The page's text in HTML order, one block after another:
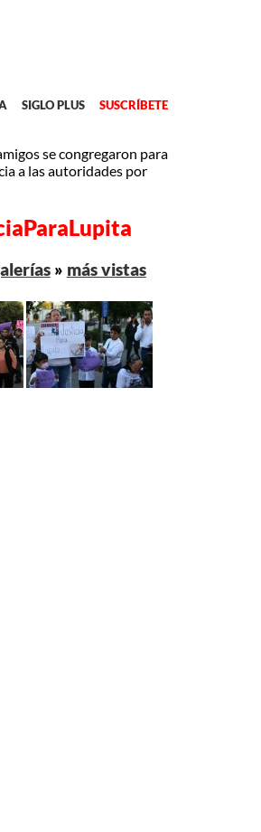
SIGLO PLUS SUSCRÍBETE
se congregaron para
a las autoridades por
» más vistas